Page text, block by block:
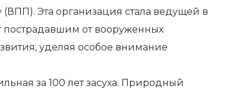
Эта организация стала ведущей в
от вооруженных
уделяя особое внимание
за 100 лет засуха. Природный